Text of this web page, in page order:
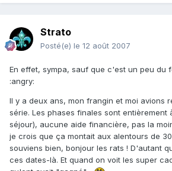
Strato
Posté(e) le 12 août 2007
En effet, sympa, sauf que c'est un peu du
:angry:
Il y a deux ans, mon frangin et moi avions
série. Les phases finales sont entièrement
séjour), aucune aide financière, pas la
je crois que ça montait aux alentours de
souviens bien, bonjour les rats ! D'autant
ces dates-là. Et quand on voit les super